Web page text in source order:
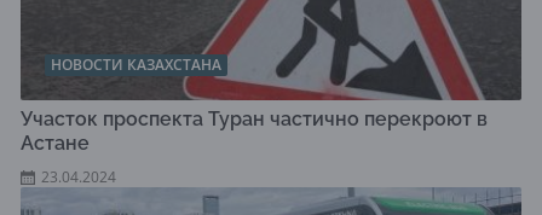
НОВОСТИ КАЗАХСТАНА
Участок проспекта Туран частично перекроют в
Астане
23.04.2024